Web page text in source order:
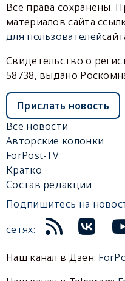
Все права сохранены.
материалов сайта
для пользователей
Свидетельство о
58738, выдано
Прислать новость
Все новости
Авторские колонки
ForPost-TV
Кратко
Состав редакции
Подпишитесь на
сетях:
Наш канал в Дзен: